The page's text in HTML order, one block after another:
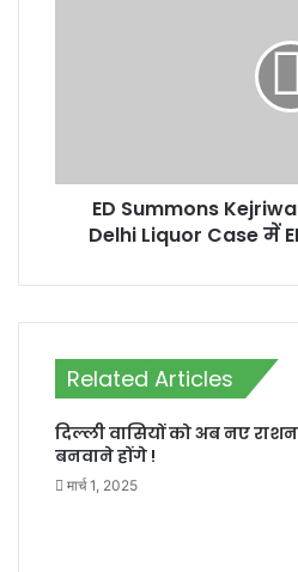
Case
भेजा
ED Summons
Delhi Liquor Case में
Related Articles
दिल्ली वासियों को अब नए राशन
बनवाने होंगे !
मार्च 1, 2025